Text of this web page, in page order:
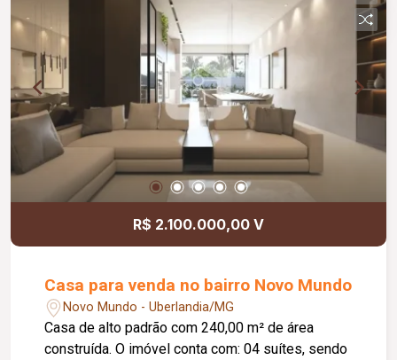
privativa, este apartamento reúne um excelente
padrão de acabamento em um ambiente moderno
e bem distribuído. Agende sua visita e venha
conhecer essa excelente oportunidade de
locação!
R$ 2.100.000,00 V
Casa para venda no bairro Novo Mundo
Novo Mundo - Uberlandia/MG
Casa de alto padrão com 240,00 m² de área
construída. O imóvel conta com: 04 suítes, sendo